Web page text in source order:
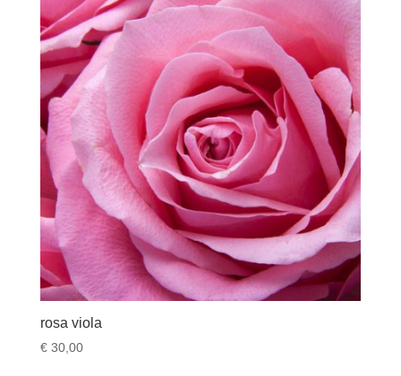
rosa viola
€30,00